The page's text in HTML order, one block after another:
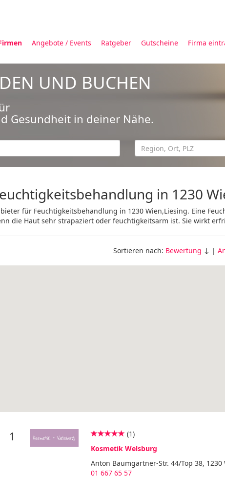
Angebote / Events Ratgeber Gutscheine Firma
UND BUCHEN
Gesundheit in deiner Nähe.
in 1230
für Feuchtigkeitsbehandlung in 1230 Wien,Liesing. Eine
die Haut sehr strapaziert oder feuchtigkeitsarm ist. Sie wirkt
Sortieren nach: Bewertung ↓ |
1
(1)
Kosmetik Welsburg
Anton Baumgartner-Str. 44/Top 38, 1230
01 667 65 57